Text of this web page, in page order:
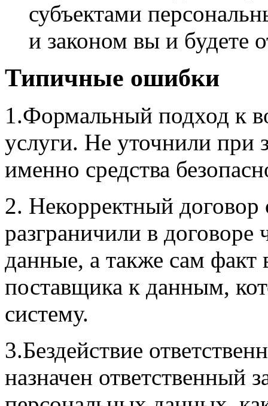
субъектами
и законом вы и будете
Типичные ошибки
1.Формальный подход к
услуги. Не уточнили при
именно средства
2. Некорректный
разграничили в договоре
данные, а также сам факт
поставщика к данным,
систему.
3.Бездействие
назначен ответственный